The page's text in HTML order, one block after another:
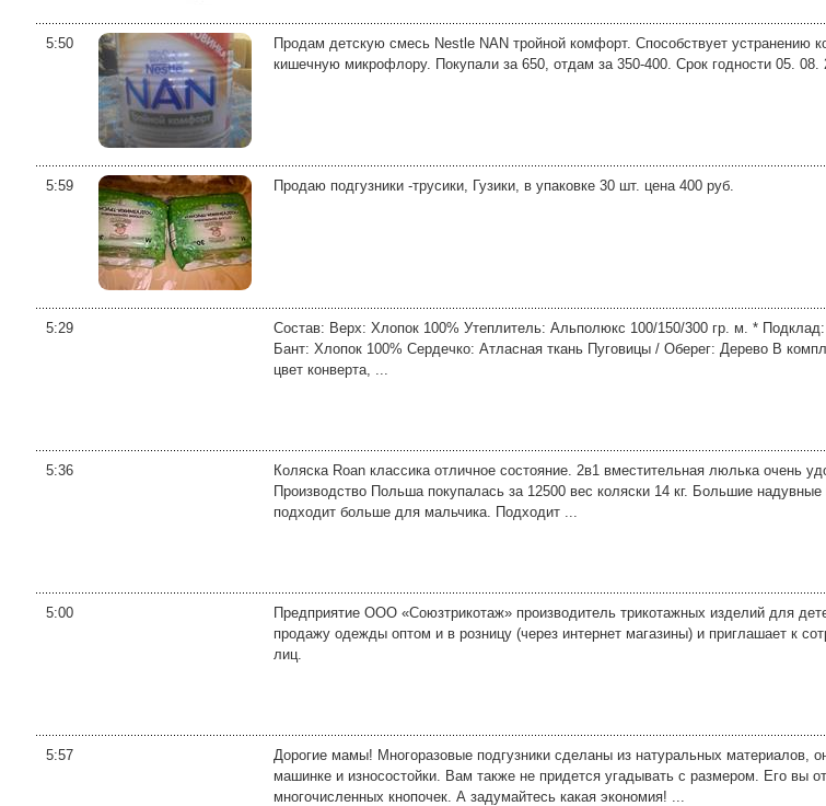
5:50
Продам детскую смесь Nestle NAN тройной комфорт. Способствует устранению
кишечную микрофлору. Покупали за 650, отдам за 350-400. Срок годности 05. 08.
5:59 Продаю подгузники -трусики, Гузики, в упаковке 30 шт. цена 400 руб.
5:29
Состав: Верх: Хлопок 100% Утеплитель: Альполюкс 100/150/300 гр. м. *
Бант: Хлопок 100% Сердечко: Атласная ткань Пуговицы / Оберег: Дерево В
цвет конверта, ...
5:36
Коляска Roan классика отличное состояние. 2в1 вместительная люлька очень
Производство Польша покупалась за 12500 вес коляски 14 кг. Большие
подходит больше для мальчика. Подходит ...
5:00
Предприятие OOO «Союзтрикотаж» производитель трикотажных изделий для
продажу одежды оптом и в розницу (через интернет магазины) и приглашает к
лиц.
5:57
Дорогие мамы! Многоразовые подгузники сделаны из натуральных материалов,
машинке и износостойки. Вам также не придется угадывать с размером. Его вы
многочисленных кнопочек. А задумайтесь какая экономия! ...